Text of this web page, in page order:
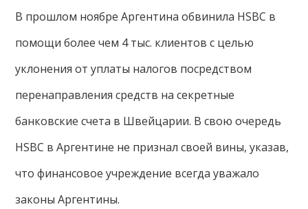
В прошлом ноябре Аргентина обвинила HSBC в
помощи более чем 4 тыс. клиентов с целью
уклонения от уплаты налогов посредством
перенаправления средств на секретные
банковские счета в Швейцарии. В свою очередь
HSBC в Аргентине не признал своей вины, указав,
что финансовое учреждение всегда уважало
законы Аргентины.